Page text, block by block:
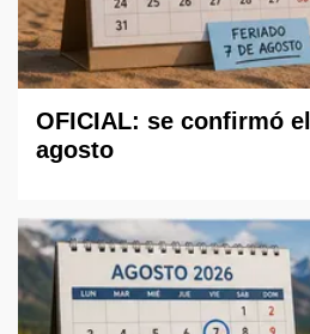
OFICIAL: se confirmó
agosto